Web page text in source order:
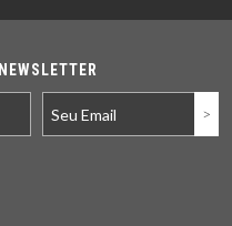
NEWSLETTER